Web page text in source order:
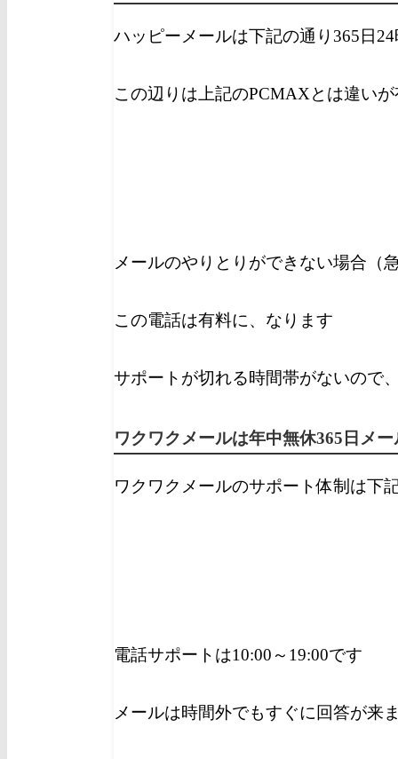
ハッピーメールは下記の通り365日
この辺りは上記のPCMAXとは違い
メールのやりとりができない場合（
この電話は有料に、なります
サポートが切れる時間帯がないので
ワクワクメールは年中無休365日メ
ワクワクメールのサポート体制は下
電話サポートは10:00～19:00です
メールは時間外でもすぐに回答が来